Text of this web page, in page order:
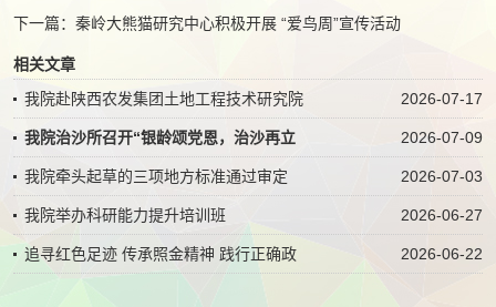
下一篇： 秦岭大熊猫研究中心积极开展 “爱鸟周”宣传活动
相关文章
2026-07-17
我院赴陕西农发集团土地工程技术研究院
2026-07-09
我院治沙所召开“银龄颂党恩，治沙再立
2026-07-03
我院牵头起草的三项地方标准通过审定
2026-06-27
我院举办科研能力提升培训班
2026-06-22
追寻红色足迹 传承照金精神 践行正确政